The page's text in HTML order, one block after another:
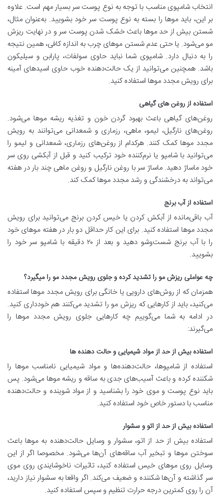
انتخاب شامپوی مناسب با توجه به نوع پوست سر بسیار مهم است. علاوه
بر این، باید موها را بسته به نوع پوست سر خود بشویید. به‌عنوان مثال،
شستن بیش از حد موها باعث خشک شدن پوست سر و در نهایت ریزش
مو می‌شود. یا حتی عدم شستن موهای چرب به اندازه کافی، همین نتیجه
را به دنبال دارد. شامپوی شما نباید حاوی سولفات، پارابن و سیلیکون
باشد. همچنین می‌توانید از یک حالت‌دهنده خوب حاوی اسیدهای آمینه
برای رویش مجدد موها استفاده کنید.
استفاده از روغن های گیاهی
روغن‌های گیاهی باعث بهبود گردن خون و تغذیه ریشه موها می‌شود.
روغن‌های نارگیل، لیمو، ماهی، رزماری و شمعدانی می‌توانند به رویش
مجدد موها کمک کنند. هرکدام از روغن‌های رزماری، شمعدانی و لیمو را
می‌توانید با شامپو یا نرم‌کننده خود ترکیب کنید و قبل از آبکشی روی سر
خود ماساژ دهید. ماساژ سر با روغن نارگیل و روغن ماهی چند بار در هفته
می‌تواند به درخشندگی و رشد مجدد موها کمک کند.
استفاده از آب برنج
آب باقی‌مانده از آبکش کردن یا خیس کردن برنج می‌توانید برای رویش
مجدد موها استفاده کنید. برای این کار حداقل دو بار در هفته موهای خود
را با آب برنج شست‌وشو دهید و بعد از ۲۰ دقیقه با شامپو سر خود را
بشویید.
چه عواملی ریزش مو را تشدید کرده و جلوی رویش مجدد مو را میگیرد؟
همزمان که از روش‌های دارویی یا خانگی برای رویش مجدد موها استفاده
می‌کنید، باید از کارهایی که ریزش مو را تشدید می‌کنند هم خودداری کنید.
در ادامه به شما می‌گوییم چه کارهایی جلوی رویش مجدد موها را
می‌گیرند:
استفاده بیش از حد از مواد شیمیایی و حالت دهنده ها
استفاده از شامپوها، حالت‌دهنده‌ها و مواد شیمیایی نامناسب موها را
شکننده کرده و باعث آسیب‌های جدی به ساقه و ریشه موها می‌شود. پس
باید نوع پوست و موی خود را بشناسید و از مواد شوینده و حالت‌دهنده
مناسب با دستور خاص خود استفاده کنید.
استفاده بیش از حد از اتو و سشوار
استفاده بیش از حد از اتو، سشوار و وسایل حالت‌دهنده به موها باعث
سوختن موها و تبخیر آب ساقه‌های آن‌ها می‌شود. مخصوصا اگر از این
وسایل روی موهای خیس استفاده کنید، تاثیرات ناخوشایندی روی موی
سر گذاشته و آن‌ها شکننده و ضعیف می‌کند. اگر واقعا به سشوار نیاز دارید،
آن را روی کمترین درجه حرارت تنظیم و سپس استفاده کنید.